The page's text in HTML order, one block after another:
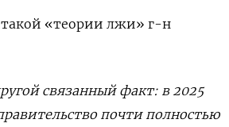
«теории лжи» г-н
связанный факт: в 2025
почти полностью